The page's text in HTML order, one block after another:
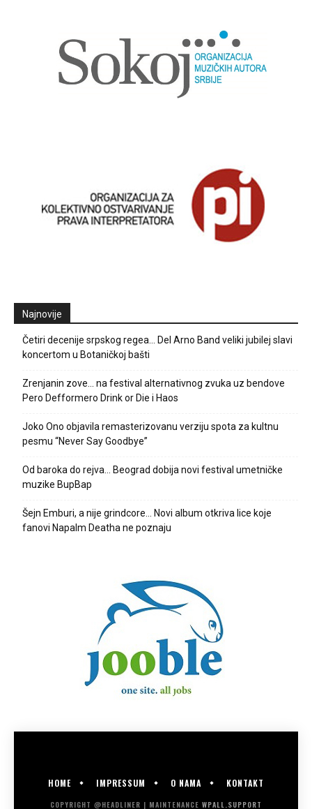
Najnovije
Četiri decenije srpskog regea… Del Arno Band veliki jubilej slavi
koncertom u Botaničkoj bašti
Zrenjanin zove… na festival alternativnog zvuka uz bendove
Pero Defformero Drink or Die i Haos
Joko Ono objavila remasterizovanu verziju spota za kultnu
pesmu “Never Say Goodbye”
Od baroka do rejva… Beograd dobija novi festival umetničke
muzike BupBap
Šejn Emburi, a nije grindcore… Novi album otkriva lice koje
fanovi Napalm Deatha ne poznaju
HOME IMPRESSUM O NAMA KONTAKT
COPYRIGHT @HEADLINER | MAINTENANCE WPALL.SUPPORT